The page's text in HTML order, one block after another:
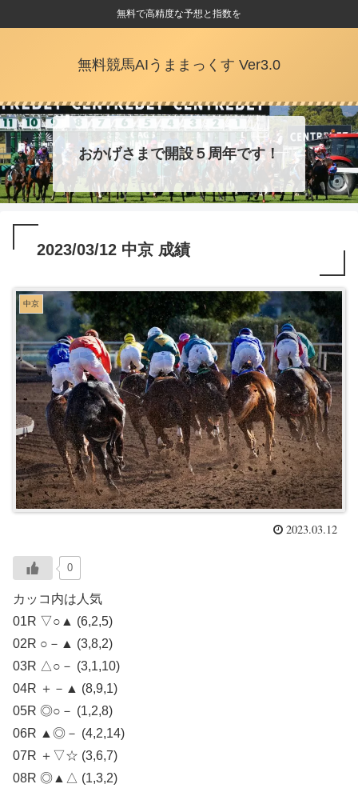
無料で高精度な予想と指数を
無料競馬AIうままっくす Ver3.0
おかげさまで開設５周年です！
2023/03/12 中京 成績
中京
2023.03.12
0
カッコ内は人気
01R ▽○▲ (6,2,5)
02R ○－▲ (3,8,2)
03R △○－ (3,1,10)
04R ＋－▲ (8,9,1)
05R ◎○－ (1,2,8)
06R ▲◎－ (4,2,14)
07R ＋▽☆ (3,6,7)
08R ◎▲△ (1,3,2)